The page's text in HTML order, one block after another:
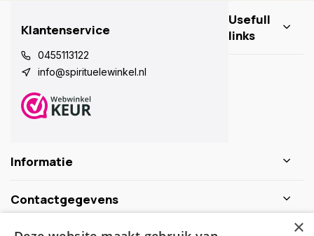
Klantenservice
0455113122
info@spirituelewinkel.nl
Usefull
links
Informatie
Contactgegevens
×